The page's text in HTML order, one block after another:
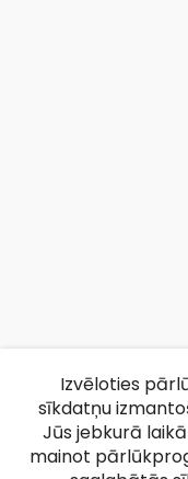
Izvēloties
sīkdatņu
Jūs jebkurā
mainot